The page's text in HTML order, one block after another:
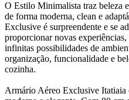
O Estilo Minimalista traz beleza
de forma moderna, clean e
Exclusive é surpreendente e se
proporcionar novas
infinitas possibilidades de
organização, funcionalidade e
cozinha.
Armário Aéreo Exclusive Itatiaia